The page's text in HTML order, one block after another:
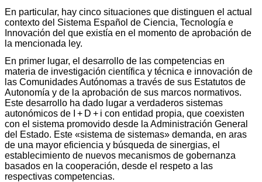
En particular, hay cinco situaciones que distinguen el actual
contexto del Sistema Español de Ciencia, Tecnología e
Innovación del que existía en el momento de aprobación de
la mencionada ley.
En primer lugar, el desarrollo de las competencias en
materia de investigación científica y técnica e innovación de
las Comunidades Autónomas a través de sus Estatutos de
Autonomía y de la aprobación de sus marcos normativos.
Este desarrollo ha dado lugar a verdaderos sistemas
autonómicos de I + D + i con entidad propia, que coexisten
con el sistema promovido desde la Administración General
del Estado. Este «sistema de sistemas» demanda, en aras
de una mayor eficiencia y búsqueda de sinergias, el
establecimiento de nuevos mecanismos de gobernanza
basados en la cooperación, desde el respeto a las
respectivas competencias.